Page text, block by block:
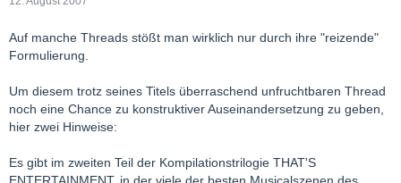
Auf manche Threads stößt man wirklich nur durch ihre "reizende"
Formulierung.
Um diesem trotz seines Titels überraschend unfruchtbaren Thread
noch eine Chance zu konstruktiver Auseinandersetzung zu geben,
hier zwei Hinweise:
Es gibt im zweiten Teil der Kompilationstrilogie THAT'S